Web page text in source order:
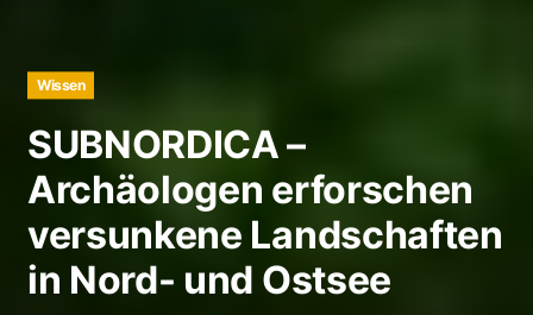
Wissen
SUBNORDICA –
Archäologen erforschen
versunkene Landschaften
in Nord- und Ostsee